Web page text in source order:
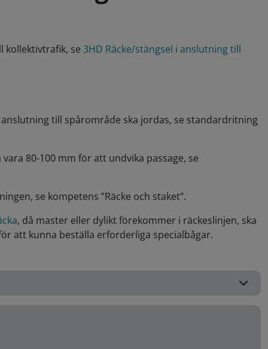
kollektivtrafik, se 3HD Räcke/stängsel i anslutning till
anslutning till spårområde ska jordas, se standardritning
80-100 mm för att undvika passage, se
se kompetens ”Räcke och staket”.
, då master eller dylikt förekommer i räckeslinjen, ska
att kunna beställa erforderliga specialbågar.